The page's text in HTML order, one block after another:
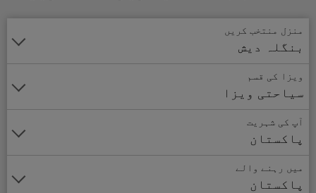
منزل منتخب کریں
بنگلہ دیش
ویزا کی قسم
سیاحتی ویزا
آپ کی شہریت
پاکستان
میں رہنے والے
پاکستان